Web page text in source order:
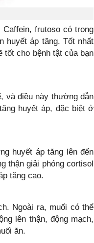
frutoso có trong
huyết áp tăng. Tốt nhất
tốt cho bệnh tật của bạn
và điều này thường dẫn
huyết áp, đặc biệt ở
huyết áp tăng lên đến
thận giải phóng cortisol
tăng cao.
Ngoài ra, muối có thể
lên thận, động mạch,
ăn.